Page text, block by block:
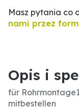
Masz pytania co
nami przez
Opis i
für
mitbestellen